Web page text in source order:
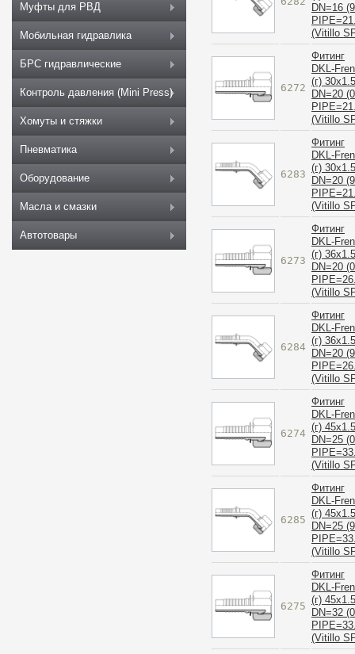
DN=16
(Vitillo
6272
Фитинг
DKL-
(г) 30x1.5
DN=20
(Vitillo
6283
Фитинг
DKL-
(г) 30x1.5
DN=20
(Vitillo
6273
Фитинг
DKL-
(г) 36x1.5
DN=20
(Vitillo
6284
Фитинг
DKL-
(г) 36x1.5
DN=20
(Vitillo
6274
Фитинг
DKL-
(г) 45x1.5
DN=25
(Vitillo
6285
Фитинг
DKL-
(г) 45x1.5
DN=25
(Vitillo
6275
Фитинг
DKL-
(г) 45x1.5
DN=32
(Vitillo
Муфты для РВД
Мобильная гидравлика
БРС гидравлические
Контроль давления (Mini Press)
Хомуты и стяжки
Пневматика
Оборудование
Масла и смазки
Автотовары